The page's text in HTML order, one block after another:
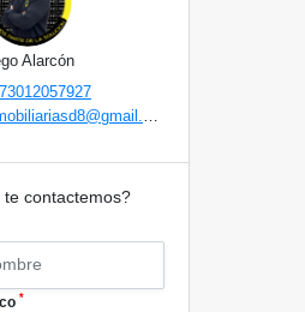
Alarcón
contactemos?
*